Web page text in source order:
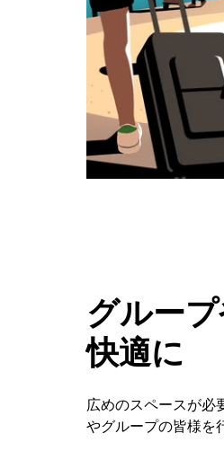
ン
で
レ
ン
ダ
を
閉
じ
グルー
快適に
広めのスペースが必
やグループの皆様を